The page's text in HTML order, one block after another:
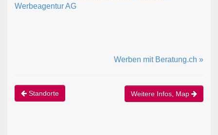
Werbeagentur AG
Werben mit Beratung.ch »
Standorte Weitere Infos, Map